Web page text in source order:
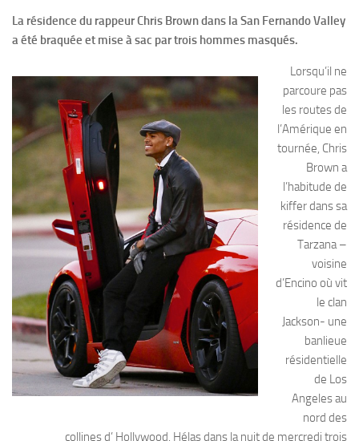
La résidence du rappeur Chris Brown dans la San Fernando Valley
a été braquée et mise à sac par trois hommes masqués.
Lorsqu’il ne
parcoure pas
les routes de
l’Amérique en
tournée, Chris
Brown a
l’habitude de
kiffer dans sa
résidence de
Tarzana –
voisine
d’Encino où vit
le clan
Jackson- une
banlieue
résidentielle
de Los
Angeles au
nord des
collines d’ Hollywood. Hélas dans la nuit de mercredi trois